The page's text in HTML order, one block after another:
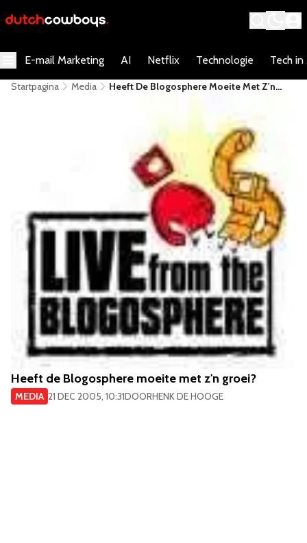
E-mail Marketing AI Netflix Technologie Tech in
Startpagina Media
Heeft De Blogosphere Moeite Met Z'n
Heeft de Blogosphere moeite met z'n groei?
MEDIA 21 DEC 2005, 10:31DOORHENK DE HOOGE